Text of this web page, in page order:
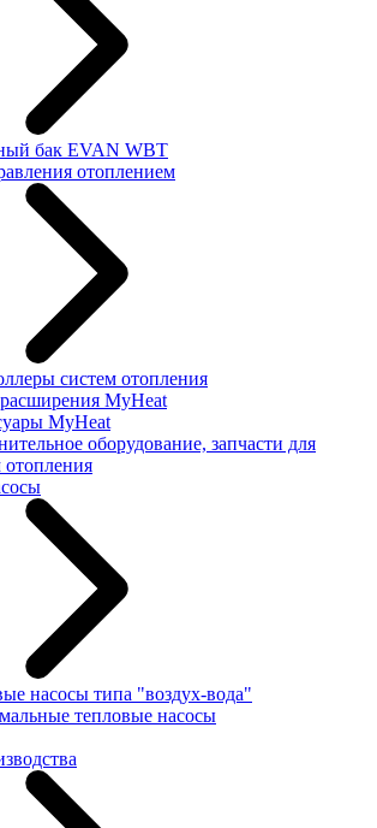
бак EVAN WBT
отоплением
систем отопления
MyHeat
MyHeat
оборудование, запчасти для
отопления
насосы типа "воздух-вода"
тепловые насосы